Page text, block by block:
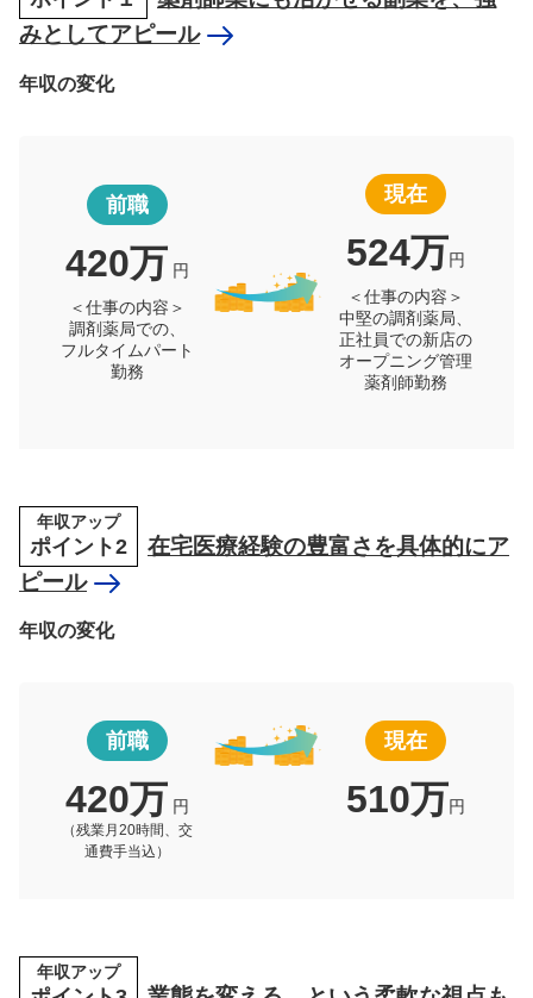
みとしてアピール
年収の変化
前職
420万 円
＜仕事の内容＞
調剤薬局での、
フルタイムパート
勤務
現在
524万円
＜仕事の内容＞
中堅の調剤薬局、
正社員での新店の
オープニング管理
薬剤師勤務
年収アップ
ポイント2
在宅医療経験の豊富さを具体的にア
ピール
年収の変化
前職
420万 円
（残業月20時間、交
通費手当込）
現在
510万円
年収アップ